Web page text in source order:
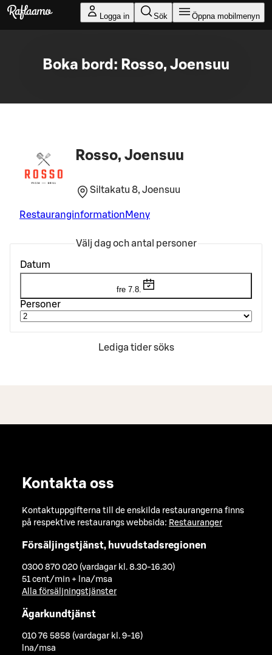
Gå till huvudinnehållet
Logga in Sök Öppna mobilmenyn
Boka bord: Rosso, Joensuu
Rosso, Joensuu
Siltakatu 8, Joensuu
Restauranginformation Meny
Välj dag och antal personer
Datum
fre 7.8.
Personer
Lediga tider söks
Kontakta oss
Kontaktuppgifterna till de enskilda restaurangerna finns
på respektive restaurangs webbsida: Restauranger
Försäljingstjänst, huvudstadsregionen
0300 870 020 (vardagar kl. 8.30-16.30)
51 cent/min + lna/msa
Alla försäljningstjänster
Ägarkundtjänst
010 76 5858 (vardagar kl. 9-16)
lna/msa